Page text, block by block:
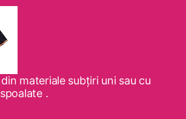
materiale subţiri uni sau cu
.